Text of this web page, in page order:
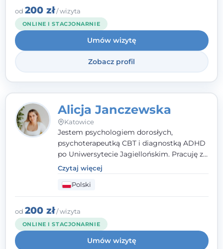
od 200 zł/ wizyta
ONLINE I STACJONARNIE
Umów wizytę
Zobacz profil
Alicja Janczewska
Katowice
Jestem psychologiem dorosłych,
psychoterapeutką CBT i diagnostką ADHD
po Uniwersytecie Jagiellońskim. Pracuję z
dorosłymi, młodzieżą i dziećmi, opierając
pomoc na zrozumieniu indywidualnych
potrzeb i więzi zbudowanej na zaufaniu.
Terapia to dla mnie bezpieczne miejsce, w
którym poczujesz się wysłuchany i
zrozumiany.
Czytaj więcej
Polski
od 200 zł/ wizyta
ONLINE I STACJONARNIE
Umów wizytę